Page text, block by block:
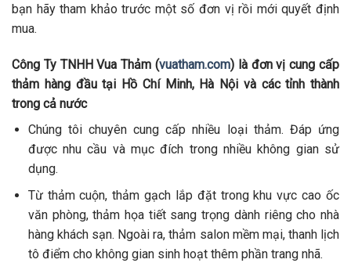
bạn hãy tham khảo trước một số đơn vị rồi mới quyết định
mua.
Công Ty TNHH Vua Thảm (vuatham.com) là đơn vị cung cấp
thảm hàng đầu tại Hồ Chí Minh, Hà Nội và các tỉnh thành
trong cả nước
Chúng tôi chuyên cung cấp nhiều loại thảm. Đáp ứng
được nhu cầu và mục đích trong nhiều không gian sử
dụng.
Từ thảm cuộn, thảm gạch lắp đặt trong khu vực cao ốc
văn phòng, thảm họa tiết sang trọng dành riêng cho nhà
hàng khách sạn. Ngoài ra, thảm salon mềm mại, thanh lịch
tô điểm cho không gian sinh hoạt thêm phần trang nhã.